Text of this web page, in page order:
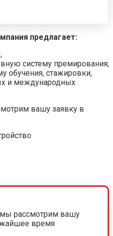
предлагает:
систему премирования;
обучения, стажировки,
и международных
вашу заявку в
мы рассмотрим вашу
время